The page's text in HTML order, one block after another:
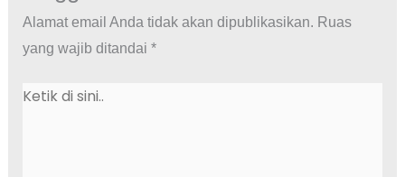
Alamat email Anda tidak akan dipublikasikan. Ruas
yang wajib ditandai *
Ketik